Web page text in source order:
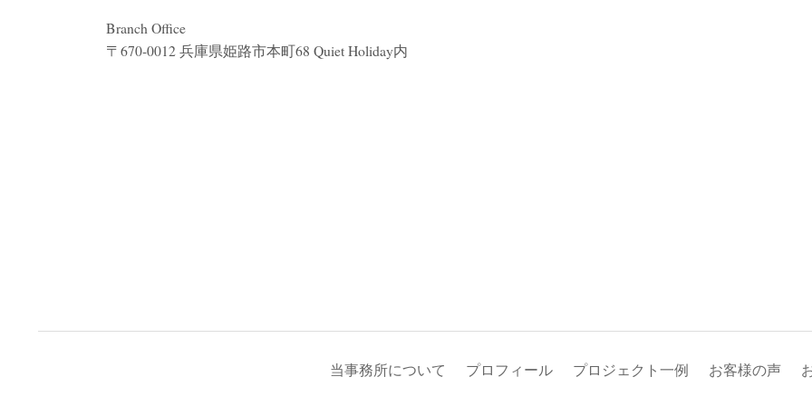
Branch Office
〒670-0012 兵庫県姫路市本町68 Quiet Holiday内
当事務所について プロフィール プロジェクト一例 お客様の声